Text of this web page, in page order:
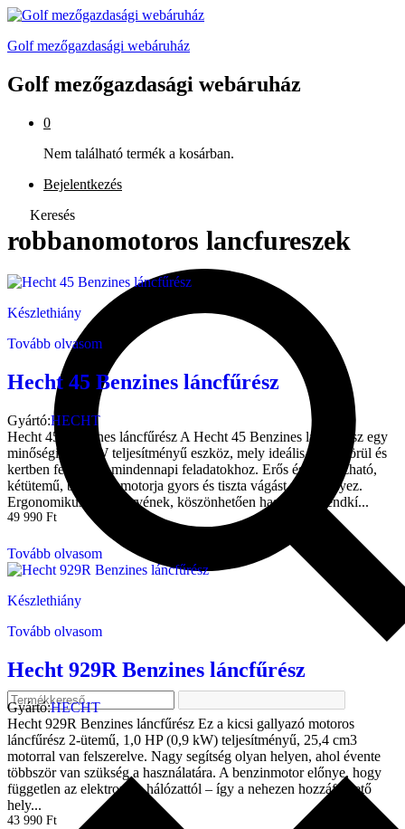
Golf mezőgazdasági webáruház
Golf mezőgazdasági webáruház
0
Nem található termék a kosárban.
Bejelentkezés
Keresés
robbanomotoros lancfureszek
Készlethiány
Tovább olvasom
Hecht 45 Benzines láncfűrész
Gyártó:HECHT
Hecht 45 Benzines láncfűrész A Hecht 45 Benzines láncfűrész egy
minőségi, 2,1 kW teljesítményű eszköz, mely ideális a ház körül és
kertben felmerülő mindennapi feladatokhoz. Erős és megbízható,
kétütemű, benzines motorja gyors és tiszta vágást eredményez.
Ergonomikus formatervének, köszönhetően használata rendkí...
49 990 Ft
Tovább olvasom
Készlethiány
Tovább olvasom
Hecht 929R Benzines láncfűrész
Gyártó:HECHT
Hecht 929R Benzines láncfűrész Ez a kicsi gallyazó motoros
láncfűrész 2-ütemű, 1,0 HP (0,9 kW) teljesítményű, 25,4 cm3
motorral van felszerelve. Nagy segítség olyan helyen, ahol évente
többször van szükség a használatára. A benzinmotor előnye, hogy
független az elektromos hálózattól – így a nehezen hozzáférhető
hely...
43 990 Ft